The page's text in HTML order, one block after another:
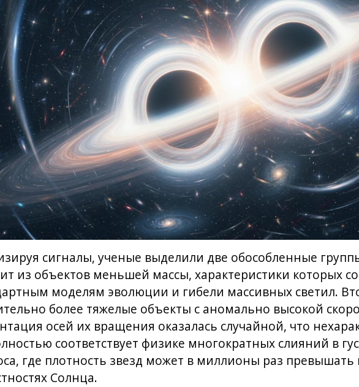
сигналы, ученые выделили две обособленные
из объектов меньшей массы, характеристики которых
моделям эволюции и гибели массивных светил.
более тяжелые объекты с аномально высокой
осей их вращения оказалась случайной, что
соответствует физике многократных слияний в
где плотность звезд может в миллионы раз превышать
Солнца.